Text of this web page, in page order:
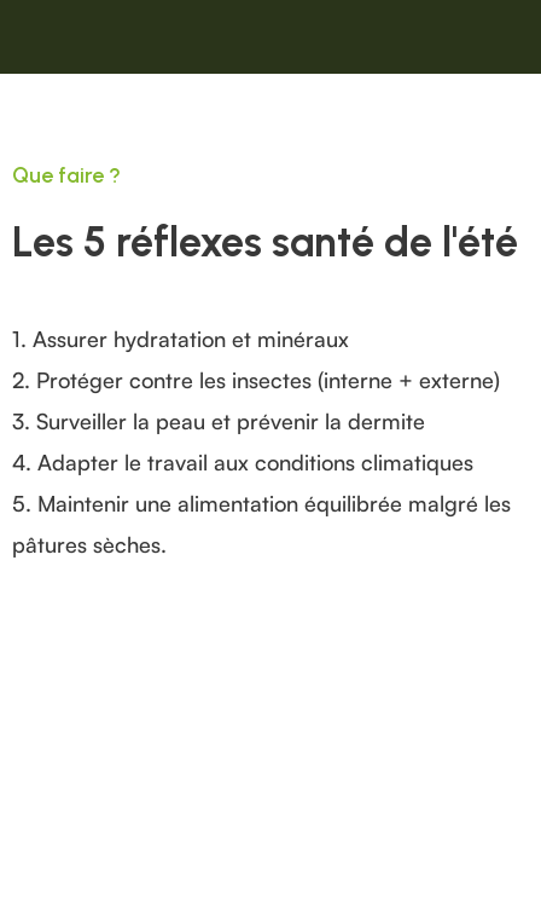
Que faire ?
Les 5 réflexes santé de l'été
1. Assurer hydratation et minéraux
2. Protéger contre les insectes (interne + externe)
3. Surveiller la peau et prévenir la dermite
4. Adapter le travail aux conditions climatiques
5. Maintenir une alimentation équilibrée malgré les
pâtures sèches.